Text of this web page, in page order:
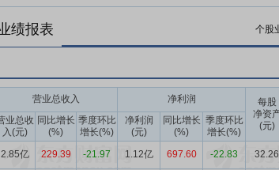
绩报表 个股
营业总收入 净利润
每股
净资
(元)
业总收
入(元)
同比增长
(%)
季度环比
增长(%)
净利润
(元)
同比增长
(%)
季度环比
增长(%)
2.85亿 229.39 -21.97 1.12亿 697.60 -22.83 32.26